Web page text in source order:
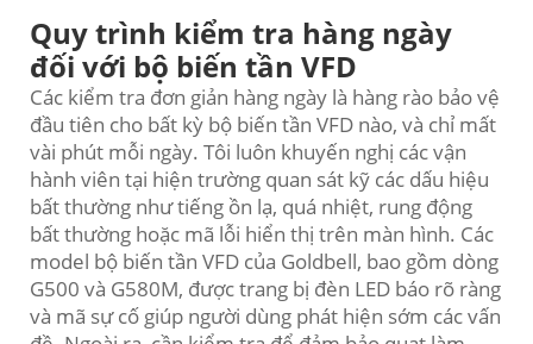
Quy trình kiểm tra hàng ngày
đối với bộ biến tần VFD
Các kiểm tra đơn giản hàng ngày là hàng rào bảo vệ
đầu tiên cho bất kỳ bộ biến tần VFD nào, và chỉ mất
vài phút mỗi ngày. Tôi luôn khuyến nghị các vận
hành viên tại hiện trường quan sát kỹ các dấu hiệu
bất thường như tiếng ồn lạ, quá nhiệt, rung động
bất thường hoặc mã lỗi hiển thị trên màn hình. Các
model bộ biến tần VFD của Goldbell, bao gồm dòng
G500 và G580M, được trang bị đèn LED báo rõ ràng
và mã sự cố giúp người dùng phát hiện sớm các vấn